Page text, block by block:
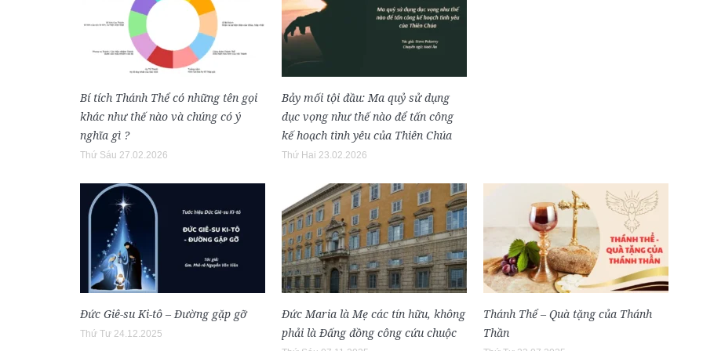
Bí tích Thánh Thể có những tên gọi
khác như thế nào và chúng có ý
nghĩa gì ?
Thứ Sáu 27.02.2026
Bảy mối tội đầu: Ma quỷ sử dụng
dục vọng như thế nào để tấn công
kế hoạch tình yêu của Thiên Chúa
Thứ Hai 23.02.2026
Đức Giê-su Ki-tô – Đường gặp gỡ
Thứ Tư 24.12.2025
Đức Maria là Mẹ các tín hữu, không
phải là Đấng đồng công cứu chuộc
Thánh Thể – Quà tặng của Thánh
Thần